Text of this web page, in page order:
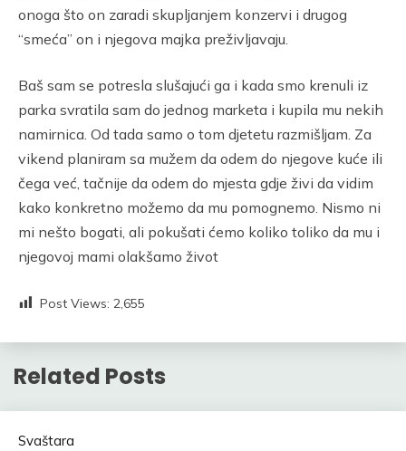
onoga što on zaradi skupljanjem konzervi i drugog
“smeća” on i njegova majka preživljavaju.
Baš sam se potresla slušajući ga i kada smo krenuli iz
parka svratila sam do jednog marketa i kupila mu nekih
namirnica. Od tada samo o tom djetetu razmišljam. Za
vikend planiram sa mužem da odem do njegove kuće ili
čega već, tačnije da odem do mjesta gdje živi da vidim
kako konkretno možemo da mu pomognemo. Nismo ni
mi nešto bogati, ali pokušati ćemo koliko toliko da mu i
njegovoj mami olakšamo život
Post Views: 2,655
Related Posts
Svaštara